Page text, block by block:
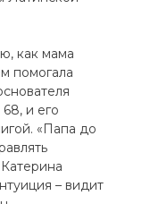
как мама
помогала
и его
«Папа до
– видит